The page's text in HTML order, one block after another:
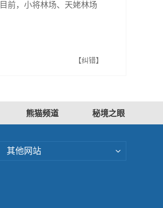
前，小将林场、天姥林场
【纠错】
熊猫频道 秘境之眼
其他网站